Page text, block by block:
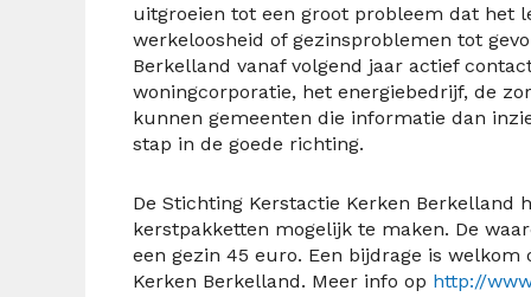
uitgroeien tot een groot probleem dat het
werkeloosheid of gezinsproblemen tot
Berkelland vanaf volgend jaar actief
woningcorporatie, het energiebedrijf, de
kunnen gemeenten die informatie dan
stap in de goede richting.
De Stichting Kerstactie Kerken
kerstpakketten mogelijk te maken. De
een gezin 45 euro. Een bijdrage is welkom
Kerken Berkelland. Meer info op http://